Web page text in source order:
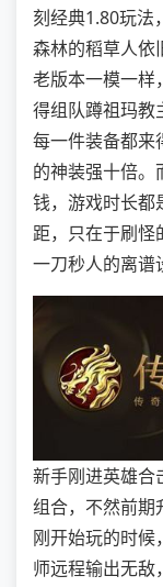
刻经典1.80玩法
森林的稻草人依
老版本一模一样
得组队蹲祖玛教
每一件装备都来
的神装强十倍。
钱，游戏时长都
距，只在于刷怪
一刀秒人的离谱
新手刚进英雄合
组合，不然前期
刚开始玩的时候
师远程输出无敌